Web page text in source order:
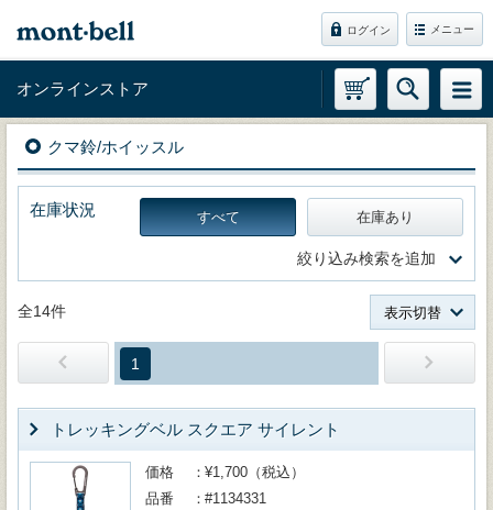
ログイン メニュー
オンラインストア
クマ鈴/ホイッスル
在庫状況 すべて 在庫あり
絞り込み検索を追加
全14件 表示切替
1
トレッキングベル スクエア サイレント
価格
¥1,700（税込）
品番
#1134331